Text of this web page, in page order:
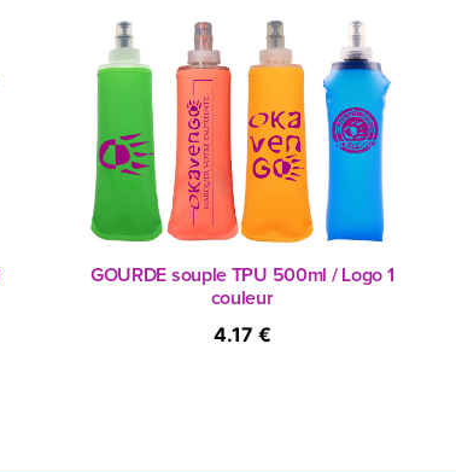
GOURDE souple TPU 500ml / Logo 1
couleur
4.17 €